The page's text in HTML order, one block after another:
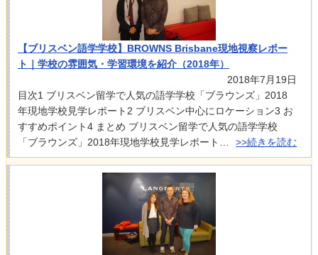
【ブリスベン語学学校】BROWNS Brisbane現地視察レポー
ト｜学校の雰囲気・学習環境を紹介（2018年）
2018年7月19日
目次1 ブリスベン留学で人気の語学学校「ブラウンズ」2018
年現地学校見学レポート2 ブリスベン中心にロケーション3 お
すすめポイント4 まとめ ブリスベン留学で人気の語学学校
「ブラウンズ」2018年現地学校見学レポート…
>>続きを読む